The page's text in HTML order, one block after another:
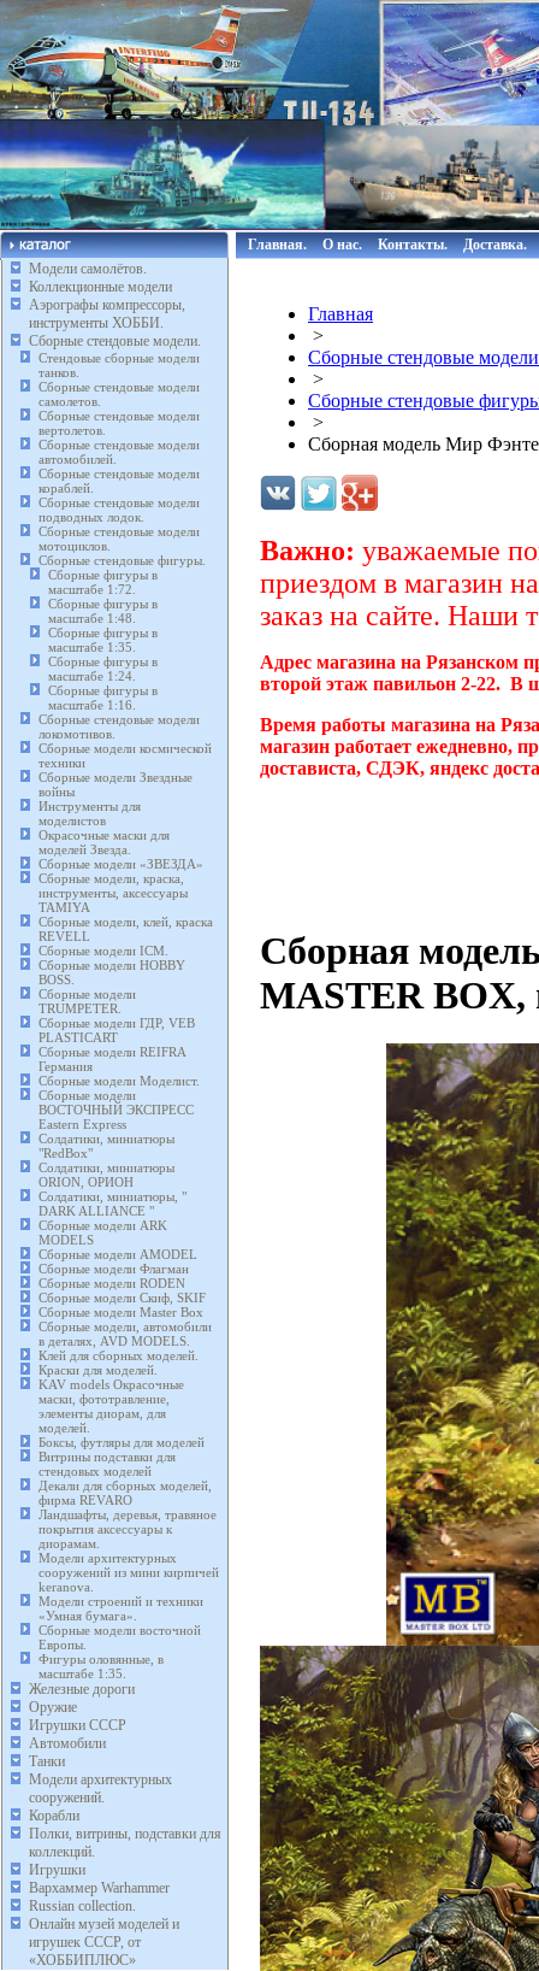
Модели самолётов.
Коллекционные модели
Аэрографы компрессоры,
инструменты ХОББИ.
Сборные стендовые модели.
Стендовые сборные модели
танков.
Сборные стендовые модели
самолетов.
Сборные стендовые модели
вертолетов.
Сборные стендовые модели
автомобилей.
Сборные стендовые модели
кораблей.
Сборные стендовые модели
подводных лодок.
Сборные стендовые модели
мотоциклов.
Сборные стендовые фигуры.
Сборные фигуры в
масштабе 1:72.
Сборные фигуры в
масштабе 1:48.
Сборные фигуры в
масштабе 1:35.
Сборные фигуры в
масштабе 1:24.
Сборные фигуры в
масштабе 1:16.
Сборные стендовые модели
локомотивов.
Сборные модели космической
техники
Сборные модели Звездные
войны
Инструменты для
моделистов
Окрасочные маски для
моделей Звезда.
Сборные модели «ЗВЕЗДА»
Сборные модели, краска,
инструменты, аксессуары
TAMIYA
Сборные модели, клей, краска
REVELL
Сборные модели ICM.
Сборные модели HOBBY
BOSS.
Сборные модели
TRUMPETER.
Сборные модели ГДР, VEB
PLASTICART
Сборные модели REIFRA
Германия
Сборные модели Моделист.
Сборные модели
ВОСТОЧНЫЙ ЭКСПРЕСС
Eastern Express
Солдатики, миниатюры
"RedBox"
Солдатики, миниатюры
ORION, ОРИОН
Солдатики, миниатюры, "
DARK ALLIANCE "
Сборные модели ARK
MODELS
Сборные модели AMODEL
Сборные модели Флагман
Сборные модели RODEN
Сборные модели Скиф, SKIF
Сборные модели Master Box
Сборные модели, автомобили
в деталях, AVD MODELS.
Клей для сборных моделей.
Краски для моделей.
KAV models Окрасочные
маски, фототравление,
элементы диорам, для
моделей.
Боксы, футляры для моделей
Витрины подставки для
стендовых моделей
Декали для сборных моделей,
фирма REVARO
Ландшафты, деревья, травяное
покрытия аксессуары к
диорамам.
Модели архитектурных
сооружений из мини кирпичей
keranova.
Модели строений и техники
«Умная бумага».
Сборные модели восточной
Европы.
Фигуры оловянные, в
масштабе 1:35.
Железные дороги
Оружие
Игрушки СССР
Автомобили
Танки
Модели архитектурных
сооружений.
Корабли
Полки, витрины, подставки для
коллекций.
Игрушки
Вархаммер Warhammer
Russian collection.
Онлайн музей моделей и
игрушек СССР, от
«ХОББИПЛЮС»
Главная. О нас. Контакты. Доставка.
Главная
>
Сборные стендовые
>
Сборные стендовые
>
Сборная модель Мир
Важно: уважаемые
приездом в магазин
заказ на сайте. Наши
Адрес магазина на Рязанском
второй этаж павильон 2-22. В
Время работы магазина на
магазин работает ежедневно,
достависта, СДЭК, яндекс
Сборная
MASTER BOX,